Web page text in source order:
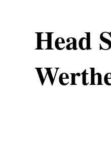
Head